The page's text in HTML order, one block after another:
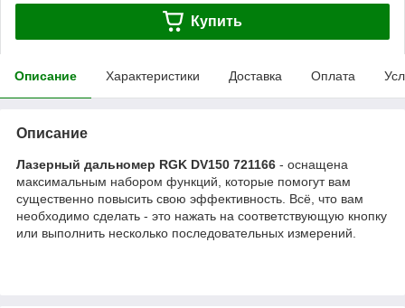
Купить
Описание Характеристики Доставка Оплата
Описание
Лазерный дальномер RGK DV150 721166 - оснащена
максимальным набором функций, которые помогут вам
существенно повысить свою эффективность. Всё, что вам
необходимо сделать - это нажать на соответствующую кнопку
или выполнить несколько последовательных измерений.